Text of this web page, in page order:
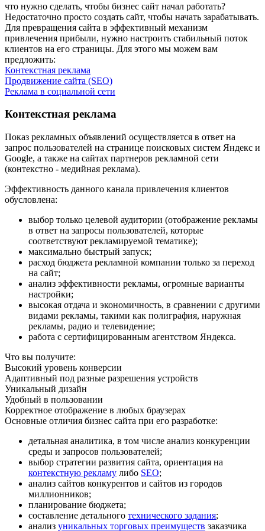
что нужно сделать, чтобы бизнес сайт начал работать?
Недостаточно просто создать сайт, чтобы начать зарабатывать.
Для превращения сайта в эффективный механизм
привлечения прибыли, нужно настроить стабильный поток
клиентов на его страницы. Для этого мы можем вам
предложить:
Контекстная реклама
Продвижение сайта (SEO)
Реклама в социальной сети
Контекстная реклама
Показ рекламных объявлений осуществляется в ответ на
запрос пользователей на странице поисковых систем Яндекс и
Google, а также на сайтах партнеров рекламной сети
(контекстно - медийная реклама).
Эффективность данного канала привлечения клиентов
обусловлена:
выбор только целевой аудитории (отображение рекламы
в ответ на запросы пользователей, которые
соответствуют рекламируемой тематике);
максимально быстрый запуск;
расход бюджета рекламной компании только за переход
на сайт;
анализ эффективности рекламы, огромные варианты
настройки;
высокая отдача и экономичность, в сравнении с другими
видами рекламы, такими как полиграфия, наружная
рекламы, радио и телевидение;
работа с сертифицированным агентством Яндекса.
Что вы получите:
Высокий уровень конверсии
Адаптивный под разные разрешения устройств
Уникальный дизайн
Удобный в пользовании
Корректное отображение в любых браузерах
Основные отличия бизнес сайта при его разработке:
детальная аналитика, в том числе анализ конкуренции
среды и запросов пользователей;
выбор стратегии развития сайта, ориентация на
контекстную рекламу либо SEO;
анализ сайтов конкурентов и сайтов из городов
миллионников;
планирование бюджета;
составление детального технического задания;
анализ уникальных торговых преимуществ заказчика